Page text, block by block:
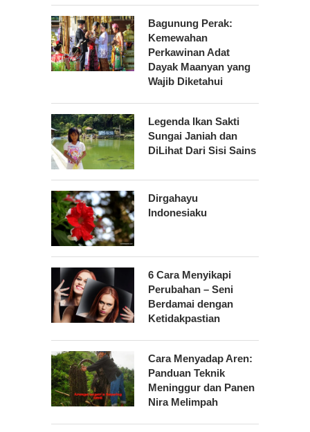
Bagunung Perak:
Kemewahan
Perkawinan Adat
Dayak Maanyan yang
Wajib Diketahui
Legenda Ikan Sakti
Sungai Janiah dan
DiLihat Dari Sisi Sains
Dirgahayu
Indonesiaku
6 Cara Menyikapi
Perubahan – Seni
Berdamai dengan
Ketidakpastian
Cara Menyadap Aren:
Panduan Teknik
Meninggur dan Panen
Nira Melimpah